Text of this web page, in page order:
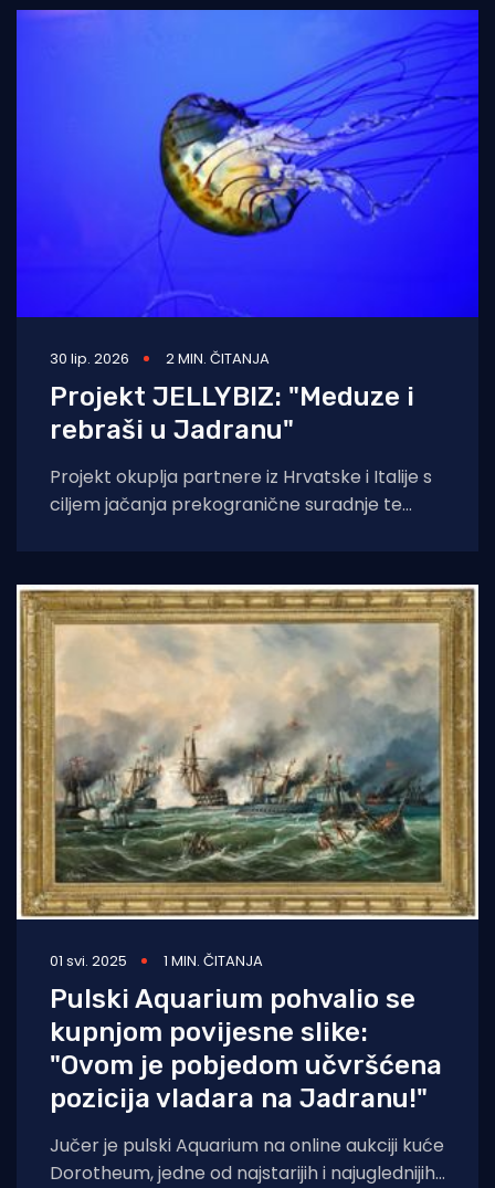
30 lip. 2026 2 MIN. ČITANJA
Projekt JELLYBIZ: "Meduze i
rebraši u Jadranu"
Projekt okuplja partnere iz Hrvatske i Italije s
ciljem jačanja prekogranične suradnje te
01 svi. 2025 1 MIN. ČITANJA
Pulski Aquarium pohvalio se
kupnjom povijesne slike:
"Ovom je pobjedom učvršćena
pozicija vladara na Jadranu!"
Jučer je pulski Aquarium na online aukciji kuće
Dorotheum, jedne od najstarijih i najuglednijih